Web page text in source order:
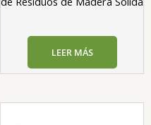
LEER MÁS